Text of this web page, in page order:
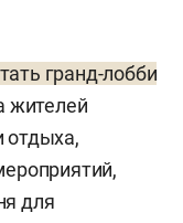
гранд-лобби
жителей
отдыха,
для